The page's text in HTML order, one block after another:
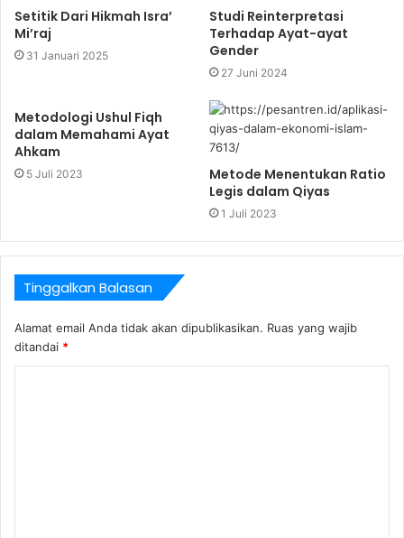
Setitik Dari Hikmah Isra’
Mi’raj
31 Januari 2025
Studi Reinterpretasi
Terhadap Ayat-ayat
Gender
27 Juni 2024
Metodologi Ushul Fiqh
dalam Memahami Ayat
Ahkam
5 Juli 2023
Metode Menentukan Ratio
Legis dalam Qiyas
1 Juli 2023
Tinggalkan Balasan
Alamat email Anda tidak akan dipublikasikan. Ruas yang wajib
ditandai *